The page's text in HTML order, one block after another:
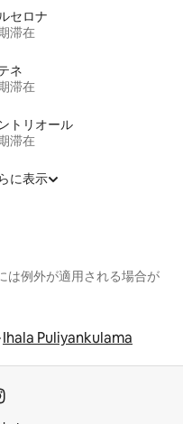
セロナ
滞在
ネ
滞在
トリオール
滞在
に表示
は例外が適用される場合が
Ihala Puliyankulama